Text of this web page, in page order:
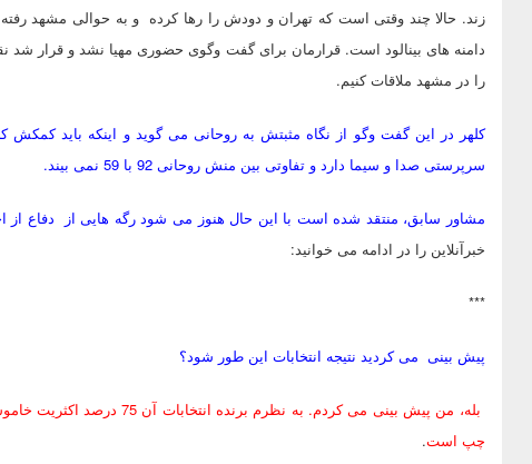
زند. حالا چند وقتی است که تهران و دودش را رها کرده و به حوالی مشهد
دامنه های بینالود است. قرارمان برای گفت وگوی حضوری مهیا نشد و قرار شد
را در مشهد ملاقات کنیم.
کلهر در این گفت وگو از نگاه مثبتش به روحانی می گوید و اینکه باید
سرپرستی صدا و سیما دارد و تفاوتی بین منش روحانی 92 با 59 نمی بیند.
مشاور سابق، منتقد شده است با این حال هنوز می شود رگه هایی از دفاع از
خبرآنلاین را در ادامه می خوانید:
***
پیش بینی می کردید نتیجه انتخابات این طور شود؟
بله، من پیش بینی می کردم. به
چپ است.